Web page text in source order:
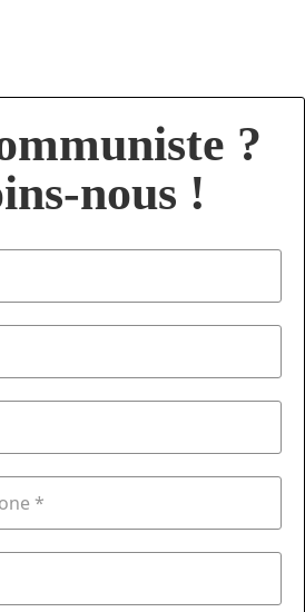
?
nous !